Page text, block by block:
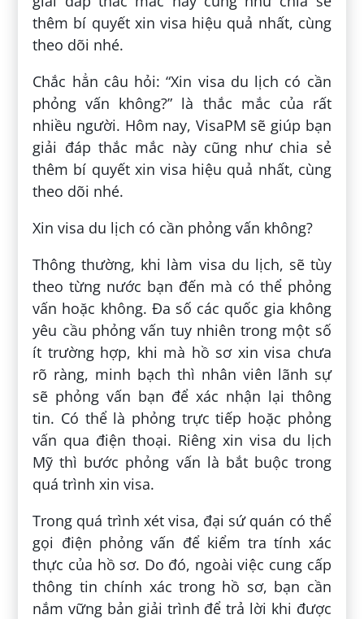
thêm bí quyết xin visa hiệu quả nhất, cùng
theo dõi nhé.
Chắc hẳn câu hỏi: “Xin visa du lịch có cần
phỏng vấn không?” là thắc mắc của rất
nhiều người. Hôm nay, VisaPM sẽ giúp bạn
giải đáp thắc mắc này cũng như chia sẻ
thêm bí quyết xin visa hiệu quả nhất, cùng
theo dõi nhé.
Xin visa du lịch có cần phỏng vấn không?
Thông thường, khi làm visa du lịch, sẽ tùy
theo từng nước bạn đến mà có thể phỏng
vấn hoặc không. Đa số các quốc gia không
yêu cầu phỏng vấn tuy nhiên trong một số
ít trường hợp, khi mà hồ sơ xin visa chưa
rõ ràng, minh bạch thì nhân viên lãnh sự
sẽ phỏng vấn bạn để xác nhận lại thông
tin. Có thể là phỏng trực tiếp hoặc phỏng
vấn qua điện thoại. Riêng xin visa du lịch
Mỹ thì bước phỏng vấn là bắt buộc trong
quá trình xin visa.
Trong quá trình xét visa, đại sứ quán có thể
gọi điện phỏng vấn để kiểm tra tính xác
thực của hồ sơ. Do đó, ngoài việc cung cấp
thông tin chính xác trong hồ sơ, bạn cần
nắm vững bản giải trình để trả lời khi được